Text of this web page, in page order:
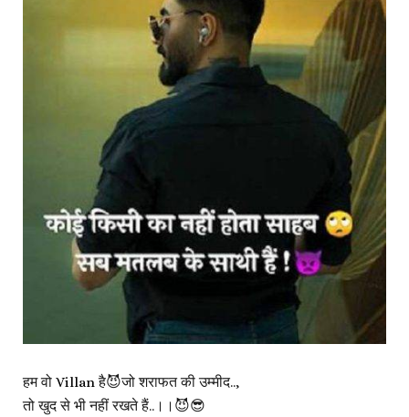
हम वो Villanहै😈जो शराफत की उम्मीद..,
तो खुद से भी नहीं रखते हैं..।।😈😎